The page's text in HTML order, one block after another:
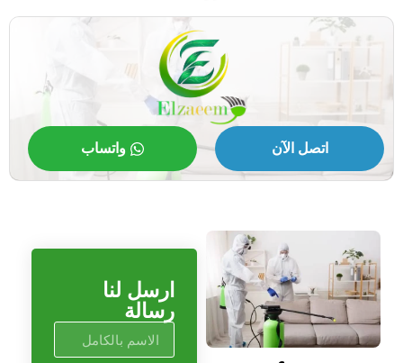
اتصل الآن واتساب
ارسل لنا
رسالة